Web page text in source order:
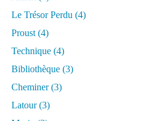
Le Trésor Perdu (4)
Proust (4)
Technique (4)
Bibliothèque (3)
Cheminer(3)
Latour(3)